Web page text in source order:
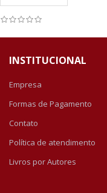
INSTITUCIONAL
Empresa
Formas de Pagamento
Contato
Política de atendimento
Livros por Autores